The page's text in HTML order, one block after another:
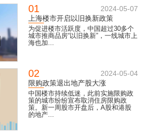
01
2024-05-07
上海楼市开启以旧换新政策
为促进楼市活跃度，中国超过30多个
城市推商品房“以旧换新”，一线城市上
海也加...
02
2024-05-04
限购政策退出地产股大涨
中国楼市持续低迷，此前实施限购政
策的城市纷纷宣布取消住房限购政
策。新一周股市开盘后，A股和港股
的地产...